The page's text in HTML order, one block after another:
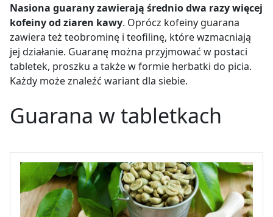
Nasiona guarany zawierają średnio dwa razy więcej
kofeiny od ziaren kawy. Oprócz kofeiny guarana
zawiera też teobrominę i teofilinę, które wzmacniają
jej działanie. Guaranę można przyjmować w postaci
tabletek, proszku a także w formie herbatki do picia.
Każdy może znaleźć wariant dla siebie.
Guarana w tabletkach